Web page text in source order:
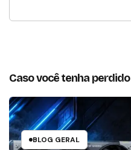
Caso você tenha perdido
BLOG GERAL